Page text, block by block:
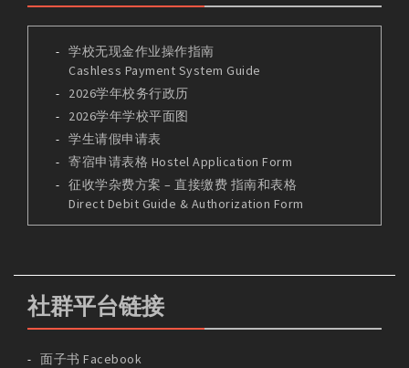
学校无现金作业操作指南
Cashless Payment System Guide
2026学年校务行政历
2026学年学校平面图
学生请假申请表
寄宿申请表格 Hostel Application Form
征收学杂费方案 – 直接缴费 指南和表格
Direct Debit Guide & Authorization Form
社群平台链接
面子书 Facebook